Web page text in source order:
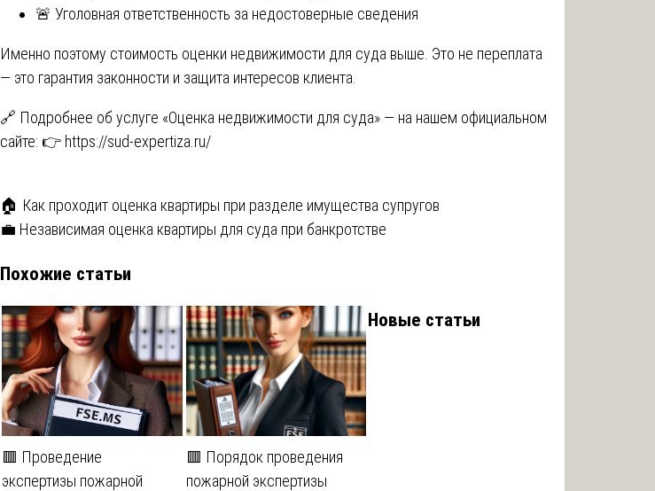
🚨 Уголовная ответственность за недостоверные сведения
Именно поэтому стоимость оценки недвижимости для суда выше. Это не переплата
— это гарантия законности и защита интересов клиента.
🔗 Подробнее об услуге «Оценка недвижимости для суда» — на нашем официальном
сайте: 👉 https://sud-expertiza.ru/
Навигация
записям
🏠 Как проходит оценка квартиры при разделе имущества супругов
💼 Независимая оценка квартиры для суда при банкротстве
Похожие статьи
🟥 Проведение
экспертизы пожарной
🟥 Порядок проведения
пожарной экспертизы
Новые статьи